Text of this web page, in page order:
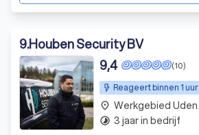
9.Houben Security BV
Reageert binnen 1 uur
(10)
9,4
place Werkgebied Uden
timelapse 3 jaar in bedrijf